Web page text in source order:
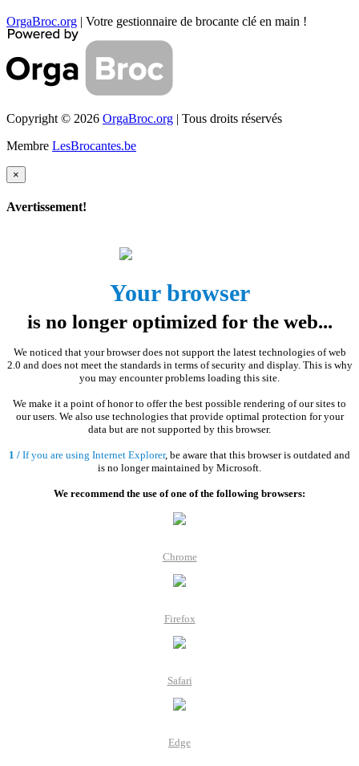
OrgaBroc.org | Votre gestionnaire de brocante clé en main !
Copyright © 2026 OrgaBroc.org | Tous droits réservés
Membre LesBrocantes.be
×
Avertissement!
Your browser
is no longer optimized for the web...
We noticed that your browser does not support the latest technologies of web
2.0 and does not meet the standards in terms of security and display. This is why
you may encounter problems loading this site.
We make it a point of honor to offer the best possible rendering of our sites to
our users. We also use technologies that provide optimal protection for your
data but are not supported by this browser.
1 / If you are using Internet Explorer, be aware that this browser is outdated and
is no longer maintained by Microsoft.
We recommend the use of one of the following browsers:
Chrome
Firefox
Safari
Edge